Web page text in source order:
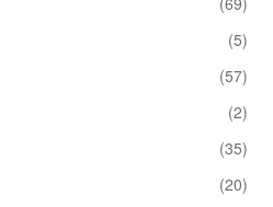
(5)
(57)
(2)
(35)
(20)